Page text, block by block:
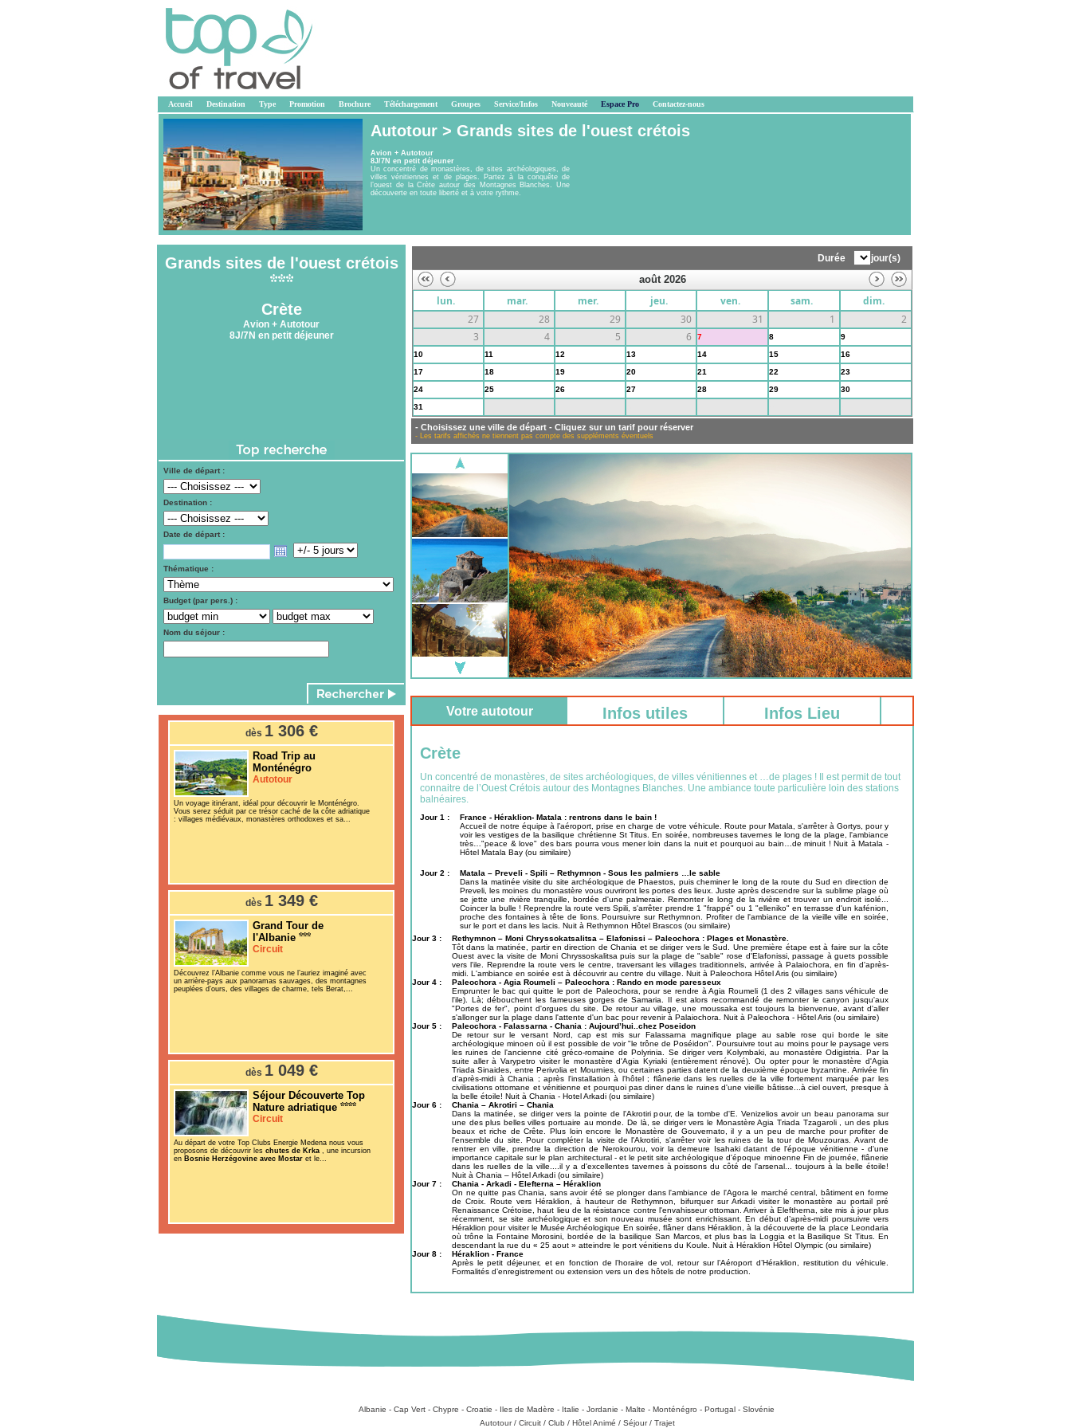
Accueil Destination Type Promotion Brochure Téléchargement Groupes Service/Infos Nouveauté Espace Pro Contactez-nous
Autotour > Grands sites de l'ouest crétois
Avion + Autotour
8J/7N en petit déjeuner
Un concentré de monastères, de sites archéologiques, de
villes vénitiennes et de plages. Partez à la conquête de
l’ouest de la Crète autour des Montagnes Blanches. Une
découverte en toute liberté et à votre rythme.
Grands sites de l'ouest crétois
Crète
Avion + Autotour
8J/7N en petit déjeuner
Ville de départ :
Destination :
Date de départ :
Thématique :
Budget (par pers.) :
Nom du séjour :
dès 1 306 €
Road Trip au
Monténégro
Autotour
Un voyage itinérant, idéal pour découvrir le Monténégro.
Vous serez séduit par ce trésor caché de la côte adriatique
: villages médiévaux, monastères orthodoxes et sa...
dès 1 349 €
Grand Tour de
l'Albanie
Circuit
Découvrez l’Albanie comme vous ne l’auriez imaginé avec
un arrière-pays aux panoramas sauvages, des montagnes
peuplées d’ours, des villages de charme, tels Berat,...
dès 1 049 €
Séjour Découverte Top
Nature adriatique
Circuit
Au départ de votre Top Clubs Energie Medena nous vous
proposons de découvrir les chutes de Krka , une incursion
en Bosnie Herzégovine avec Mostar et le...
Durée jour(s)
août 2026
lun.
mar. mer. jeu. ven. sam.
dim.
27
28 29 30 31 1
2
3
4 5 6 7 8
9
10
11 12 13 14 15
16
17
18 19 20 21 22
23
24
25 26 27 28 29
30
31
- Choisissez une ville de départ - Cliquez sur un tarif pour réserver
- Les tarifs affichés ne tiennent pas compte des suppléments éventuels
Votre autotour Infos utiles Infos Lieu
Crète
Un concentré de monastères, de sites archéologiques, de villes vénitiennes et …de plages ! Il est permit de tout
connaitre de l’Ouest Crétois autour des Montagnes Blanches. Une ambiance toute particulière loin des stations
balnéaires.
Jour 1 :
France - Héraklion- Matala : rentrons dans le bain !
Accueil de notre équipe à l’aéroport, prise en charge de votre véhicule. Route pour Matala, s'arrêter à Gortys, pour y
voir les vestiges de la basilique chrétienne St Titus. En soirée, nombreuses tavernes le long de la plage, l'ambiance
très…"peace & love" des bars pourra vous mener loin dans la nuit et pourquoi au bain…de minuit ! Nuit à Matala -
Hôtel Matala Bay (ou similaire)
Jour 2 :
Matala – Preveli - Spili – Rethymnon - Sous les palmiers …le sable
Dans la matinée visite du site archéologique de Phaestos, puis cheminer le long de la route du Sud en direction de
Preveli, les moines du monastère vous ouvriront les portes des lieux. Juste après descendre sur la sublime plage où
se jette une rivière tranquille, bordée d'une palmeraie. Remonter le long de la rivière et trouver un endroit isolé...
Coincer la bulle ! Reprendre la route vers Spili, s'arrêter prendre 1 "frappé" ou 1 "elleniko" en terrasse d'un kafénion,
proche des fontaines à tête de lions. Poursuivre sur Rethymnon. Profiter de l'ambiance de la vieille ville en soirée,
sur le port et dans les lacis. Nuit à Rethymnon Hôtel Brascos (ou similaire)
Jour 3 :
Rethymnon – Moni Chryssokatsalitsa – Elafonissi – Paleochora : Plages et Monastère.
Tôt dans la matinée, partir en direction de Chania et se diriger vers le Sud. Une première étape est à faire sur la côte
Ouest avec la visite de Moni Chryssoskalitsa puis sur la plage de "sable" rose d'Elafonissi, passage à guets possible
vers l'ile. Reprendre la route vers le centre, traversant les villages traditionnels, arrivée à Palaiochora, en fin d'après-
midi. L'ambiance en soirée est à découvrir au centre du village. Nuit à Paleochora Hôtel Aris (ou similaire)
Jour 4 :
Paleochora - Agia Roumeli – Paleochora : Rando en mode paresseux
Emprunter le bac qui quitte le port de Paleochora, pour se rendre à Agia Roumeli (1 des 2 villages sans véhicule de
l'ile). Là; débouchent les fameuses gorges de Samaria. Il est alors recommandé de remonter le canyon jusqu'aux
"Portes de fer", point d'orgues du site. De retour au village, une moussaka est toujours la bienvenue, avant d'aller
s'allonger sur la plage dans l'attente d'un bac pour revenir à Palaiochora. Nuit à Paleochora - Hôtel Aris (ou similaire)
Jour 5 :
Paleochora - Falassarna - Chania : Aujourd’hui..chez Poseidon
De retour sur le versant Nord, cap est mis sur Falassarna magnifique plage au sable rose qui borde le site
archéologique minoen où il est possible de voir "le trône de Poséidon". Poursuivre tout au moins pour le paysage vers
les ruines de l'ancienne cité gréco-romaine de Polyrinia. Se diriger vers Kolymbaki, au monastère Odigistria. Par la
suite aller à Varypetro visiter le monastère d'Agia Kyriaki (entièrement rénové). Ou opter pour le monastère d'Agia
Triada Sinaides, entre Perivolia et Mournies, ou certaines parties datent de la deuxième époque byzantine. Arrivée fin
d'après-midi à Chania ; après l'installation à l'hôtel ; flânerie dans les ruelles de la ville fortement marquée par les
civilisations ottomane et vénitienne et pourquoi pas diner dans le ruines d'une vieille bâtisse...à ciel ouvert, presque à
la belle étoile! Nuit à Chania - Hotel Arkadi (ou similaire)
Jour 6 :
Chania – Akrotiri – Chania
Dans la matinée, se diriger vers la pointe de l'Akrotiri pour, de la tombe d'E. Venizelios avoir un beau panorama sur
une des plus belles villes portuaire au monde. De là, se diriger vers le Monastère Agia Triada Tzagaroli , un des plus
beaux et riche de Crête. Plus loin encore le Monastère de Gouvernato, il y a un peu de marche pour profiter de
l'ensemble du site. Pour compléter la visite de l'Akrotiri, s'arrêter voir les ruines de la tour de Mouzouras. Avant de
rentrer en ville, prendre la direction de Nerokourou, voir la demeure Isahaki datant de l'époque vénitienne - d'une
importance capitale sur le plan architectural - et le petit site archéologique d'époque minoenne Fin de journée, flânerie
dans les ruelles de la ville....il y a d'excellentes tavernes à poissons du côté de l'arsenal... toujours à la belle étoile!
Nuit à Chania – Hôtel Arkadi (ou similaire)
Jour 7 :
Chania - Arkadi - Elefterna – Héraklion
On ne quitte pas Chania, sans avoir été se plonger dans l'ambiance de l'Agora le marché central, bâtiment en forme
de Croix. Route vers Héraklion, à hauteur de Rethymnon, bifurquer sur Arkadi visiter le monastère au portail pré
Renaissance Crétoise, haut lieu de la résistance contre l'envahisseur ottoman. Arriver à Eleftherna, site mis à jour plus
récemment, se site archéologique et son nouveau musée sont enrichissant. En début d’après-midi poursuivre vers
Héraklion pour visiter le Musée Archéologique En soirée, flâner dans Héraklion, à la découverte de la place Leondaria
où trône la Fontaine Morosini, bordée de la basilique San Marcos, et plus bas la Loggia et la Basilique St Titus. En
descendant la rue du « 25 aout » atteindre le port vénitiens du Koule. Nuit à Héraklion Hôtel Olympic (ou similaire)
Jour 8 :
Héraklion - France
Après le petit déjeuner, et en fonction de l’horaire de vol, retour sur l’Aéroport d’Héraklion, restitution du véhicule.
Formalités d’enregistrement ou extension vers un des hôtels de notre production.
Albanie - Cap Vert- Chypre - Croatie - Iles de Madère - Italie - Jordanie - Malte - Monténégro - Portugal- Slovénie
Autotour/ Circuit / Club / Hôtel Animé / Séjour/ Trajet